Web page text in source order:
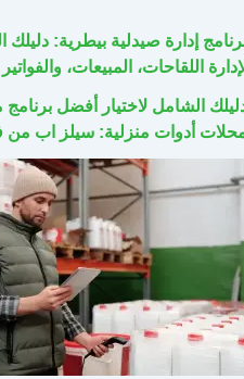
إدارة صيدلية بيطرية: دليلك
اللقاحات، المبيعات، والفواتير
الشامل لاختيار أفضل
أدوات منزلية: سيلز اب من